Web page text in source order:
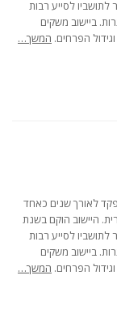
לתושביו לסייע רבות
ביישוב משקים
הפרחים. המשך…
לאורך שנים כאחד
היישוב הוקם בשנת
לתושביו לסייע רבות
ביישוב משקים
הפרחים. המשך…